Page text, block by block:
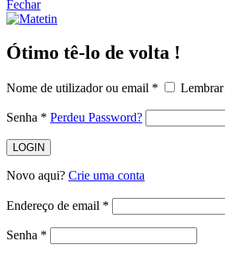
Fechar
Ótimo tê-lo de volta !
Nome de utilizador ou email * Lembrar
Senha * Perdeu Password?
LOGIN
Novo aqui? Crie uma conta
Endereço de email *
Senha *